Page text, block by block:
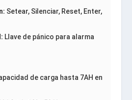
Setear, Silenciar, Reset, Enter,
Llave de pánico para alarma
de carga hasta 7AH en